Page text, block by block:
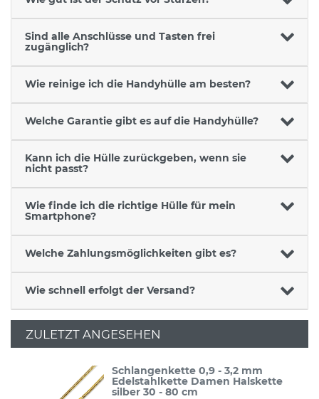
Sind alle Anschlüsse und Tasten frei
zugänglich?
Wie reinige ich die Handyhülle am besten?
Welche Garantie gibt es auf die Handyhülle?
Kann ich die Hülle zurückgeben, wenn sie
nicht passt?
Wie finde ich die richtige Hülle für mein
Smartphone?
Welche Zahlungsmöglichkeiten gibt es?
Wie schnell erfolgt der Versand?
ZULETZT ANGESEHEN
Schlangenkette 0,9 - 3,2 mm
Edelstahlkette Damen Halskette
silber 30 - 80 cm